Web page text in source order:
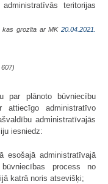
teritorijas
kas grozīta ar MK20.04.2021.
par plānoto būvniecību
administratīvo
administratīvajās
iesniedz:
esošajā administratīvajā
process no
katrā noris atsevišķi;